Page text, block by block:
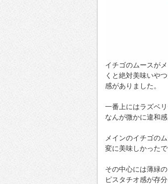
イチゴのムースが
くと絶対美味いや
感がありました。
一番上にはラズベ
なんが微かに違和
メインのイチゴの
変に美味しかったで
その中心には薄緑
ピスタチオ感が存